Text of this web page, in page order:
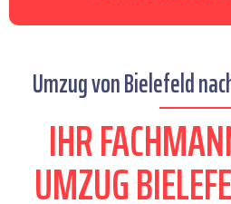
Umzug von Bielefeld
IHR
UMZUG